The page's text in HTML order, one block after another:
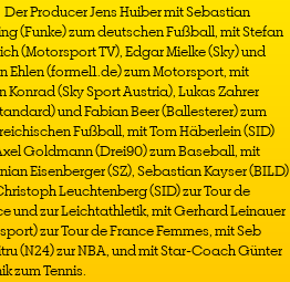
Der Producer Jens Huiber mit Sebastian
(Funke) zum deutschen Fußball, mit Stefan
(Motorsport TV), Edgar Mielke (Sky) und
Ehlen (formel1.de) zum Motorsport, mit
Konrad (Sky Sport Austria), Lukas Zahrer
und Fabian Beer (Ballesterer) zum
Fußball, mit Tom Häberlein (SID)
Goldmann (Drei90) zum Baseball, mit
Eisenberger (SZ), Sebastian Kayser (BILD)
Leuchtenberg (SID) zur Tour de
und zur Leichtathletik, mit Gerhard Leinauer
zur Tour de France Femmes, mit Seb
(N24) zur NBA, und mit Star-Coach Günter
zum Tennis.